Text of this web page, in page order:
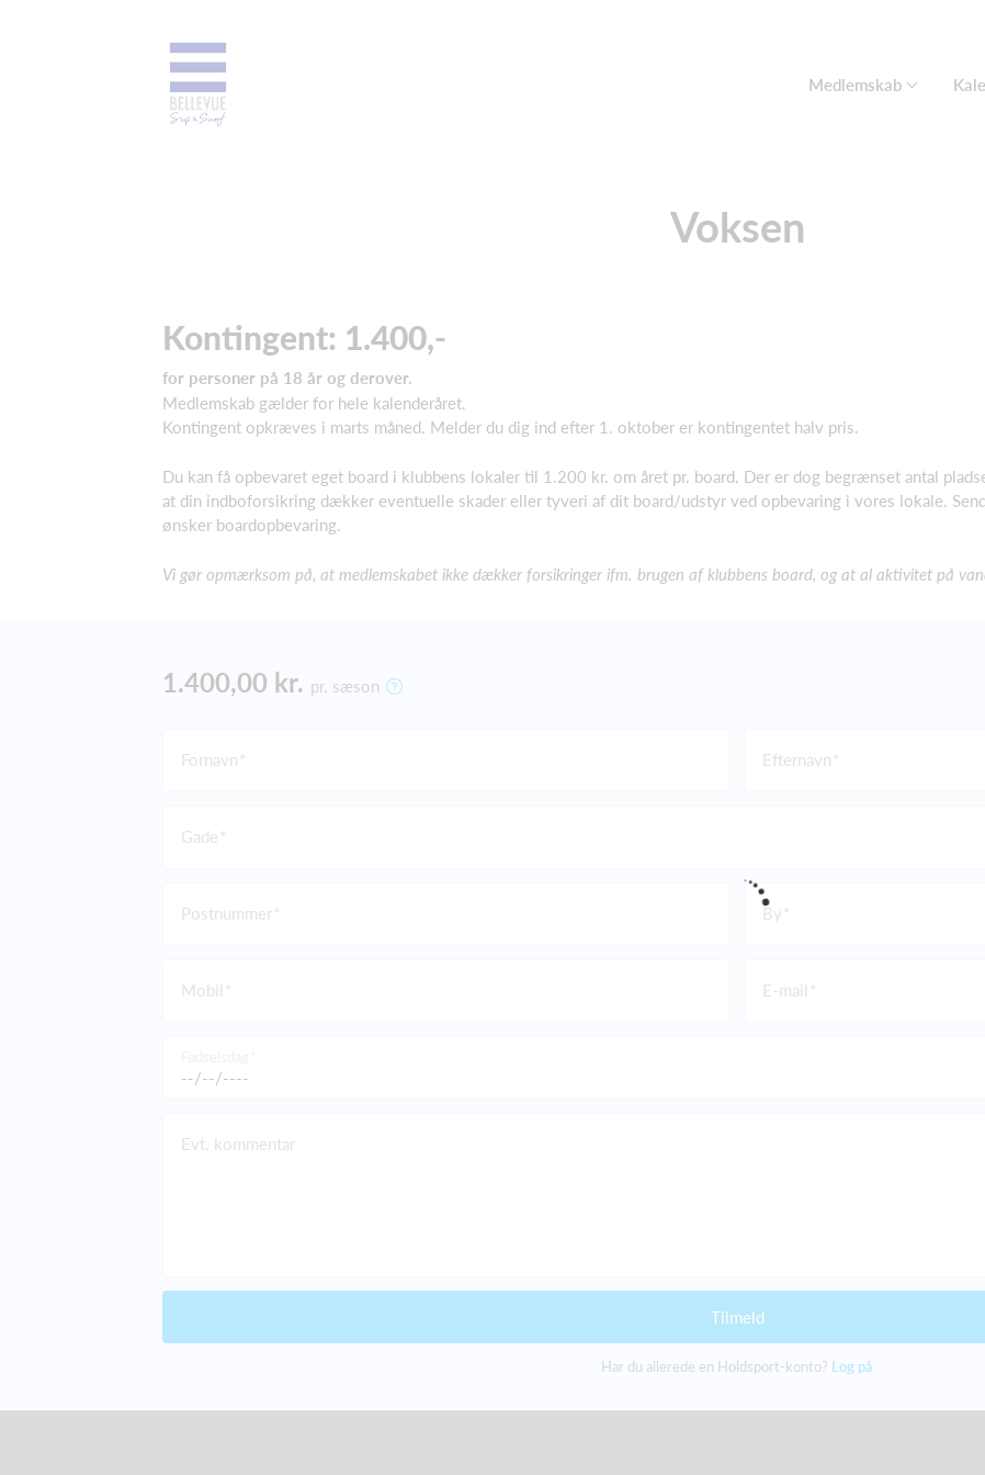
Medlemskab
Voksen
Kontingent: 1.400,-
for personer på 18 år og derover.
Medlemskab gælder for hele kalenderåret.
Kontingent opkræves i marts måned. Melder du dig ind efter 1. oktober er kontingentet halv pris.
Du kan få opbevaret eget board i klubbens lokaler til 1.200 kr. om året pr. board. Der er dog begrænset antal
at din indboforsikring dækker eventuelle skader eller tyveri af dit board/udstyr ved opbevaring i vores lokale.
ønsker boardopbevaring.
Vi gør opmærksom på, at medlemskabet ikke dækker forsikringer ifm. brugen af klubbens board, og at al aktivitet på
1.400,00 kr. pr. sæson
Fornavn Efternavn
Gade
Postnummer By
Mobil E-mail
Evt. kommentar
Tilmeld
Har du allerede en Holdsport-konto? Log på